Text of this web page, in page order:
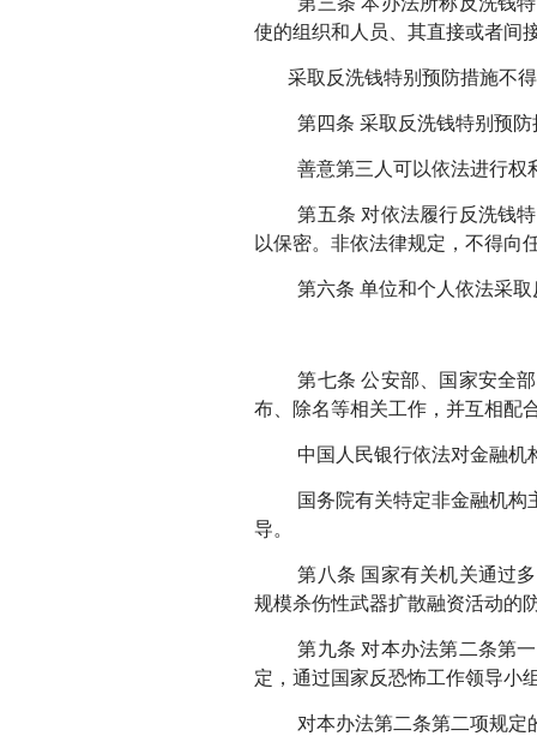
使的组织和人员、其直接或者间
采取反洗钱特别预防措施不
第四条 采取反洗钱特别预
善意第三人可以依法进行权
第五条 对依法履行反洗钱
以保密。非依法律规定，不得向
第六条 单位和个人依法采
第七条 公安部、国家安全
布、除名等相关工作，并互相配
中国人民银行依法对金融机
国务院有关特定非金融机构
导。
第八条 国家有关机关通过
规模杀伤性武器扩散融资活动的
第九条 对本办法第二条第
定，通过国家反恐怖工作领导小
对本办法第二条第二项规